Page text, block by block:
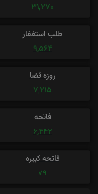
31,270
طلب استغفار
9,564
روزه قضا
7,215
فاتحه
6,442
فاتحه کبیره
79